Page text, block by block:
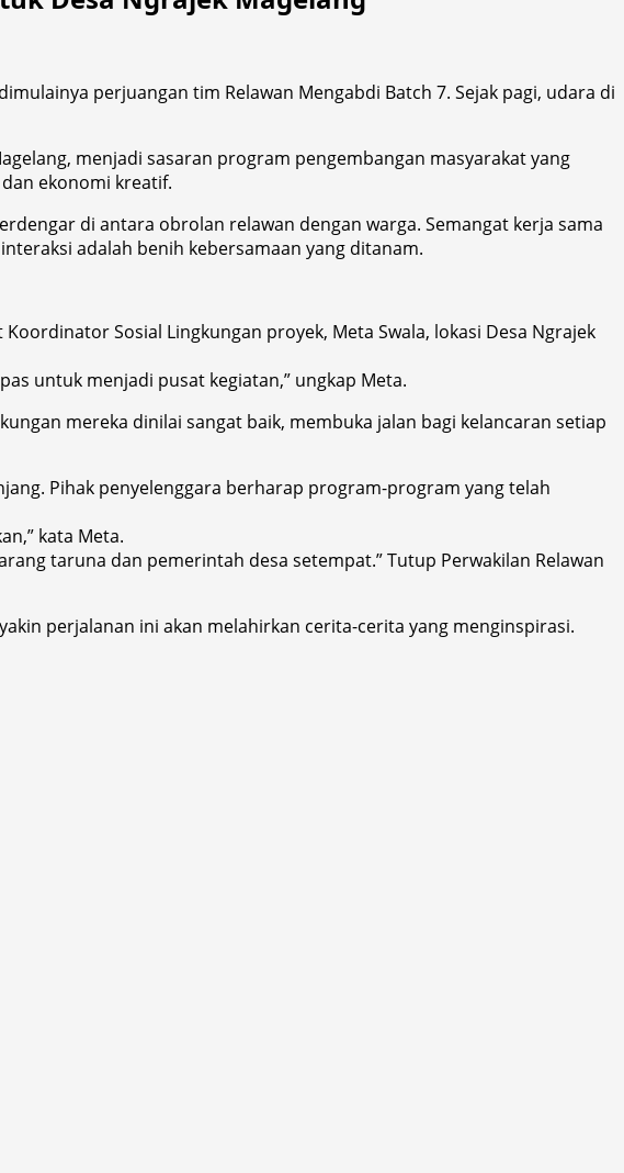
perjuangan tim Relawan Mengabdi Batch 7. Sejak pagi, udara di
menjadi sasaran program pengembangan masyarakat yang
ekonomi kreatif.
di antara obrolan relawan dengan warga. Semangat kerja sama
adalah benih kebersamaan yang ditanam.
Sosial Lingkungan proyek, Meta Swala, lokasi Desa Ngrajek
untuk menjadi pusat kegiatan,” ungkap Meta.
mereka dinilai sangat baik, membuka jalan bagi kelancaran setiap
Pihak penyelenggara berharap program-program yang telah
kata Meta.
taruna dan pemerintah desa setempat.” Tutup Perwakilan Relawan
perjalanan ini akan melahirkan cerita-cerita yang menginspirasi.